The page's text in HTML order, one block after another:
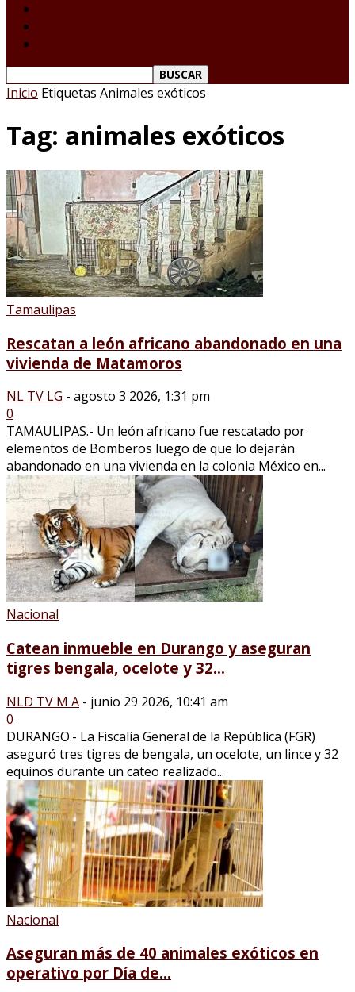
Inicio Etiquetas Animales exóticos
Tag: animales exóticos
Tamaulipas
Rescatan a león africano abandonado en una
vivienda de Matamoros
NL TV LG - agosto 3 2026, 1:31 pm
0
TAMAULIPAS.- Un león africano fue rescatado por
elementos de Bomberos luego de que lo dejarán
abandonado en una vivienda en la colonia México en...
Nacional
Catean inmueble en Durango y aseguran
tigres bengala, ocelote y 32...
NLD TV M A - junio 29 2026, 10:41 am
0
DURANGO.- La Fiscalía General de la República (FGR)
aseguró tres tigres de bengala, un ocelote, un lince y 32
equinos durante un cateo realizado...
Nacional
Aseguran más de 40 animales exóticos en
operativo por Día de...